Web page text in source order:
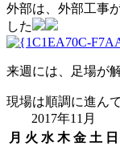
外部は、外部工事
した
来週には、足場が
現場は順調に進ん
2017年11月
月 火 水 木 金 土 日